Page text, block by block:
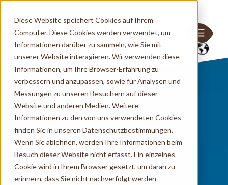
Diese Website speichert Cookies auf Ihrem
Computer. Diese Cookies werden verwendet, um
Informationen darüber zu sammeln, wie Sie mit
unserer Website interagieren. Wir verwenden diese
Informationen, um Ihre Browser-Erfahrung zu
verbessern und anzupassen, sowie für Analysen und
Messungen zu unseren Besuchern auf dieser
Website und anderen Medien. Weitere
Informationen zu den von uns verwendeten Cookies
finden Sie in unseren Datenschutzbestimmungen.
Wenn Sie ablehnen, werden Ihre Informationen beim
Besuch dieser Website nicht erfasst. Ein einzelnes
Cookie wird in Ihrem Browser gesetzt, um daran zu
erinnern, dass Sie nicht nachverfolgt werden